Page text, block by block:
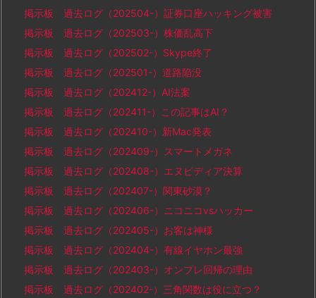
掲示板 過去ログ（202504-）証券口座ハッキング被害
掲示板 過去ログ（202503-）株価乱高下
掲示板 過去ログ（202502-）Skype終了
掲示板 過去ログ（202501-）道路陥没
掲示板 過去ログ（202412-）AI法案
掲示板 過去ログ（202411-）この記事はAI？
掲示板 過去ログ（202410-）新Mac発表
掲示板 過去ログ（202409-）スマートメガネ
掲示板 過去ログ（202408-）エヌビディア決算
掲示板 過去ログ（202407-）関東砂漠？
掲示板 過去ログ（202406-）ニコニコvsハッカー
掲示板 過去ログ（202405-）お客は神様
掲示板 過去ログ（202404-）有線イヤホン最強
掲示板 過去ログ（202403-）オンプレ回帰の理由
掲示板 過去ログ（202402-）三角関数は役に立つ？